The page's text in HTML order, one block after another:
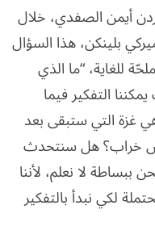
أيمن الصفدي، خلال
بلينكن، هذا السؤال
للغاية، “ما الذي
التفكير فيما
غزة التي ستبقى بعد
خراب؟ هل سنتحدث
لا نعلم، لأننا
لكي نبدأ بالتفكير